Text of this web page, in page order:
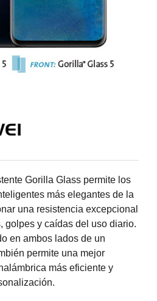
Gorilla Glass permite los
más elegantes de la
una resistencia excepcional
golpes y caídas del uso diario.
en ambos lados de un
permite una mejor
más eficiente y